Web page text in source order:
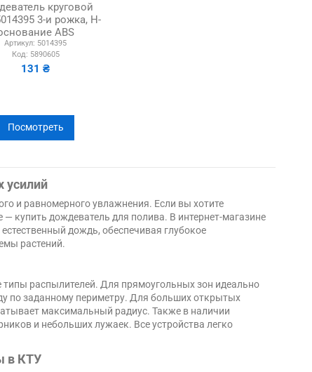
круговой
3-и рожка, Н-
ABS
Артикул: 5014395
Код: 5890605
131 ₴
Посмотреть
усилий
и равномерного увлажнения. Если вы хотите
купить дождеватель для полива. В интернет-магазине
дождь, обеспечивая глубокое
растений.
распылителей. Для прямоугольных зон идеально
по заданному периметру. Для больших открытых
максимальный радиус. Также в наличии
и небольших лужаек. Все устройства легко
в КТУ